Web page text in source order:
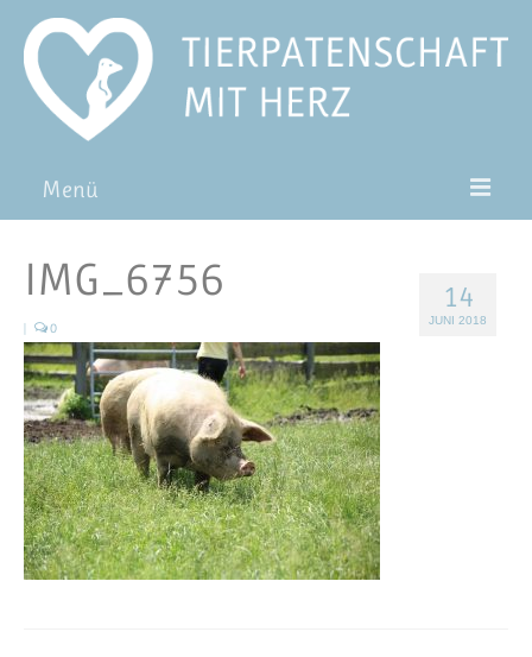
Menü
Pat*in werden
Patenschaft verschenken
Blog
FAQ
14
JUNI 2018
IMG_6756
| 0